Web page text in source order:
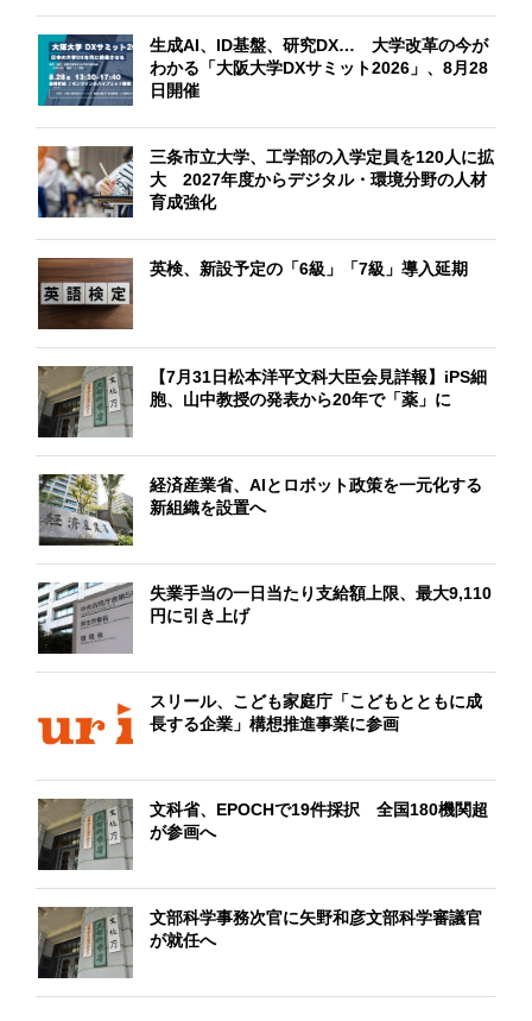
生成AI、ID基盤、研究DX… 大学改革の今が
わかる「大阪大学DXサミット2026」、8月28
日開催
三条市立大学、工学部の入学定員を120人に拡
大 2027年度からデジタル・環境分野の人材
育成強化
英検、新設予定の「6級」「7級」導入延期
【7月31日松本洋平文科大臣会見詳報】iPS細
胞、山中教授の発表から20年で「薬」に
経済産業省、AIとロボット政策を一元化する
新組織を設置へ
失業手当の一日当たり支給額上限、最大9,110
円に引き上げ
スリール、こども家庭庁「こどもとともに成
長する企業」構想推進事業に参画
文科省、EPOCHで19件採択 全国180機関超
が参画へ
文部科学事務次官に矢野和彦文部科学審議官
が就任へ